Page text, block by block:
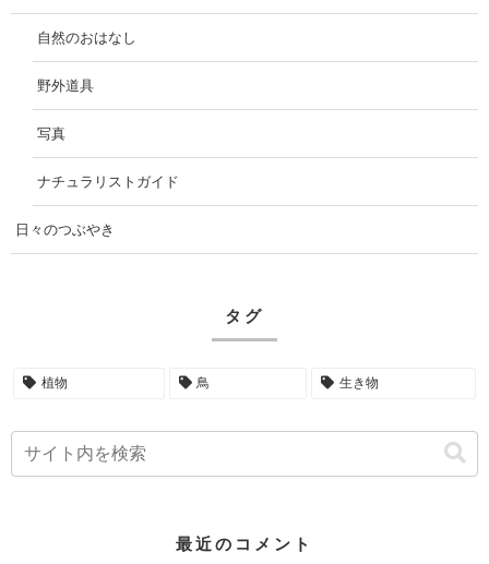
自然のおはなし
野外道具
写真
ナチュラリストガイド
日々のつぶやき
タグ
植物 鳥 生き物
最近のコメント